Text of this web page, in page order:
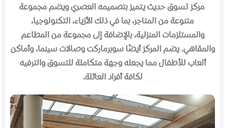
مركز تسوق حدیث یتمیز بتصمیمه العصري ویضم مجموعة
متنوعة من المتاجر، بما في ذلك الأزیاء، التكنولوجیا،
والمستلزمات المنزلیة، بالإضافة إلى مجموعة من المطاعم
والمقاھي. یضم المركز أیضًا سوبرماركت وصالات سینما، وأماكن
ألعاب للأطفال مما یجعله وجھة متكاملة للتسوق والترفیه
لكافة أفراد العائلة.